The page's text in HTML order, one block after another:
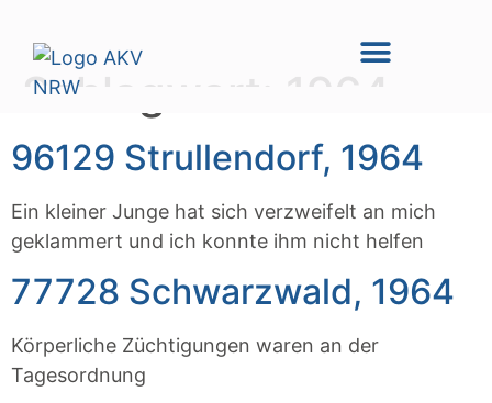
Schlagwort:
96129 Strullendorf, 1964
Ein kleiner Junge hat sich verzweifelt an mich
geklammert und ich konnte ihm nicht helfen
77728 Schwarzwald, 1964
Körperliche Züchtigungen waren an der
Tagesordnung